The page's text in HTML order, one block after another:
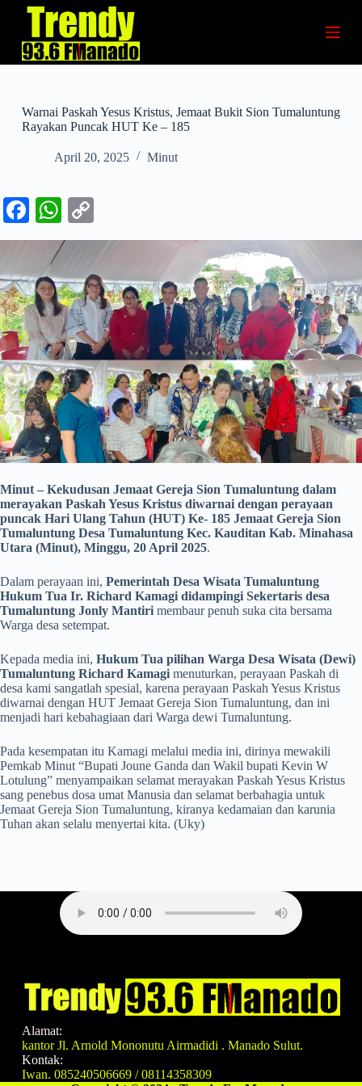
p
n
Warnai Paskah Yesus Kristus, Jemaat Bukit Sion Tumaluntung
Rayakan Puncak HUT Ke – 185
April 20, 2025 Minut
Fa
ce
bo
ok
W
ha
ts
A
pp
op
Li
nk
Minut – Kekudusan Jemaat Gereja Sion Tumaluntung dalam
merayakan Paskah Yesus Kristus diwarnai dengan perayaan
puncak Hari Ulang Tahun (HUT) Ke- 185 Jemaat Gereja Sion
Tumaluntung Desa Tumaluntung Kec. Kauditan Kab. Minahasa
Utara (Minut), Minggu, 20 April 2025.
Dalam perayaan ini, Pemerintah Desa Wisata Tumaluntung
Hukum Tua Ir. Richard Kamagi didampingi Sekertaris desa
Tumaluntung Jonly Mantiri membaur penuh suka cita bersama
Warga desa setempat.
Kepada media ini, Hukum Tua pilihan Warga Desa Wisata (Dewi)
Tumaluntung Richard Kamagi menuturkan, perayaan Paskah di
desa kami sangatlah spesial, karena perayaan Paskah Yesus Kristus
diwarnai dengan HUT Jemaat Gereja Sion Tumaluntung, dan ini
menjadi hari kebahagiaan dari Warga dewi Tumaluntung.
Pada kesempatan itu Kamagi melalui media ini, dirinya mewakili
Pemkab Minut “Bupati Joune Ganda dan Wakil bupati Kevin W
Lotulung” menyampaikan selamat merayakan Paskah Yesus Kristus
sang penebus dosa umat Manusia dan selamat berbahagia untuk
Jemaat Gereja Sion Tumaluntung, kiranya kedamaian dan karunia
Tuhan akan selalu menyertai kita. (Uky)
Alamat:
kantor Jl. Arnold Mononutu Airmadidi . Manado Sulut.
Kontak:
Iwan. 085240506669 / 08114358309